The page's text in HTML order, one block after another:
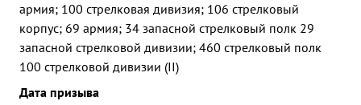
армия; 100 стрелковая дивизия; 106 стрелковый
корпус; 69 армия; 34 запасной стрелковый полк 29
запасной стрелковой дивизии; 460 стрелковый полк
100 стрелковой дивизии (II)
Дата призыва